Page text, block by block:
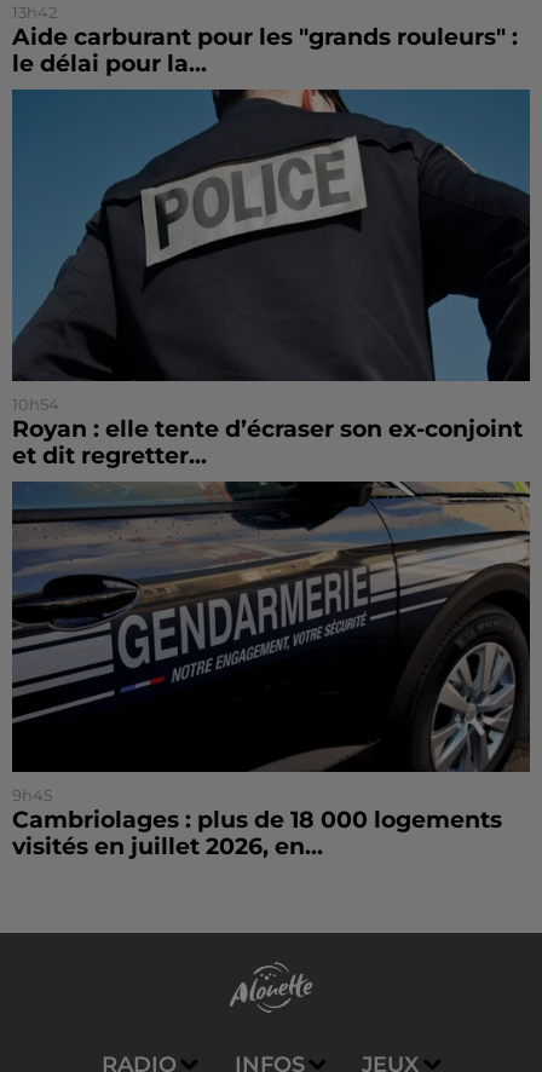
13h42
Aide carburant pour les "grands rouleurs" :
le délai pour la...
10h54
Royan : elle tente d’écraser son ex-conjoint
et dit regretter...
9h45
Cambriolages : plus de 18 000 logements
visités en juillet 2026, en...
RADIO INFOS JEUX